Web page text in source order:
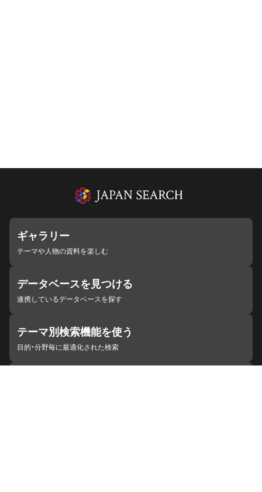
ギャラリー
テーマや人物の資料を楽しむ
データベースを見つける
連携しているデータベースを探す
テーマ別検索機能を使う
目的・分野毎に最適化された検索